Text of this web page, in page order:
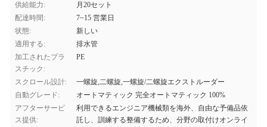
供給能力:
月20セット
配達時間:
7~15 営業日
状態:
新しい
適用する:
排水管
加工されたプラ
スチック:
PE
スクロール設計:
一螺旋,二螺旋,一螺旋/二螺旋エクストルーダー
自動グレード:
オートマティック 完全オートマティック 100%
アフターサービ
ス提供:
利用できるエンジニア機械類を海外、自由な予備品依
託し、訓練する整備するため、分野の取付けオンライ